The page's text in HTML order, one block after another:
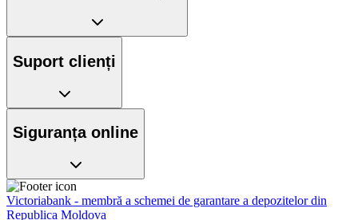
Suport clienți
Siguranța online
Victoriabank - membră a schemei de garantare a depozitelor din
Republica Moldova